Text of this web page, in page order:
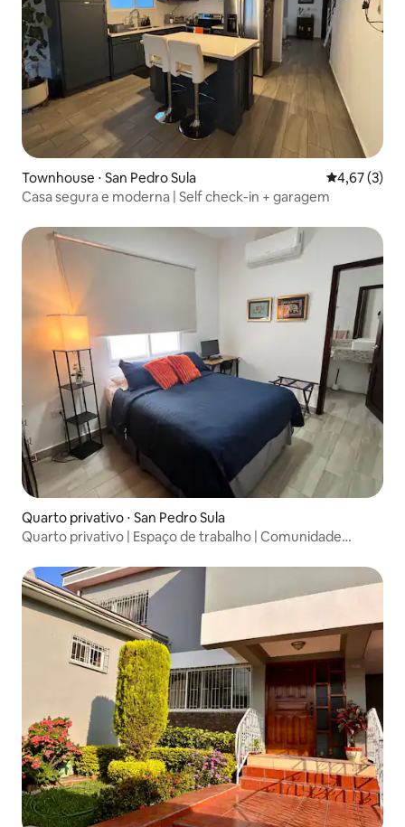
Townhouse ⋅ San Pedro Sula 4,67 de
4,67 (3)
Casa segura e moderna | Self check-in + garagem
Quarto privativo ⋅ San Pedro Sula
Quarto privativo | Espaço de trabalho | Comunidade